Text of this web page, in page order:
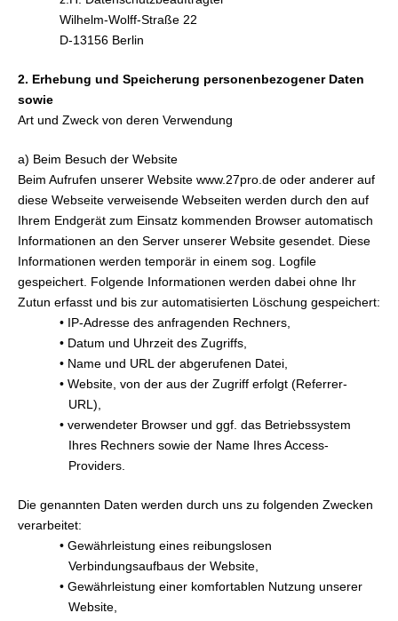
Wilhelm-Wolff-Straße 22
D-13156 Berlin
2. Erhebung und Speicherung personenbezogener Daten
sowie
Art und Zweck von deren Verwendung
a) Beim Besuch der Website
Beim Aufrufen unserer Website www.27pro.de oder anderer auf
diese Webseite verweisende Webseiten werden durch den auf
Ihrem Endgerät zum Einsatz kommenden Browser automatisch
Informationen an den Server unserer Website gesendet. Diese
Informationen werden temporär in einem sog. Logfile
gespeichert. Folgende Informationen werden dabei ohne Ihr
Zutun erfasst und bis zur automatisierten Löschung gespeichert:
• IP-Adresse des anfragenden Rechners,
• Datum und Uhrzeit des Zugriffs,
• Name und URL der abgerufenen Datei,
• Website, von der aus der Zugriff erfolgt (Referrer-
URL),
• verwendeter Browser und ggf. das Betriebssystem
Ihres Rechners sowie der Name Ihres Access-
Providers.
Die genannten Daten werden durch uns zu folgenden Zwecken
verarbeitet:
• Gewährleistung eines reibungslosen
Verbindungsaufbaus der Website,
• Gewährleistung einer komfortablen Nutzung unserer
Website,